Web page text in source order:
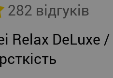
282 відгуків
Relax DeLuxe